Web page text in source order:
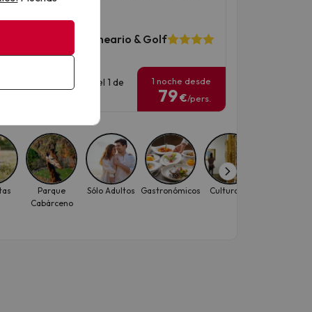
Augas Santas Balneario & Golf
opiniones
para viajar: hasta el 1 de
1 noche desde
79€/pers.
Parque
Cabárceno
Sólo Adultos Gastronómicos Culturales